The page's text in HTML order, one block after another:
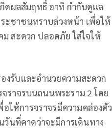
ดผลสัมฤทธิ์ อาทิ กำกับดูแล
ะชาชนทราบล่วงหน้า เพื่อให้
สะดวก ปลอดภัย ใส่ใจให้
งรับและอำนวยความสะดวก
ราจรบนถนนพระราม 2 โดย
ให้การจราจรมีความคล่องตัว
นที่คาดว่าจะมีการเดินทาง